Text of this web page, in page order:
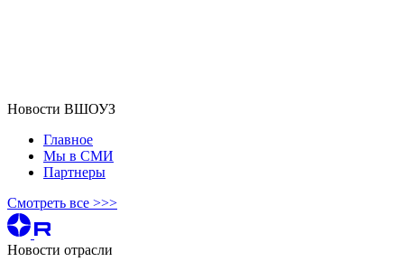
Новости ВШОУЗ
Главное
Мы в СМИ
Партнеры
Смотреть все >>>
Новости отрасли